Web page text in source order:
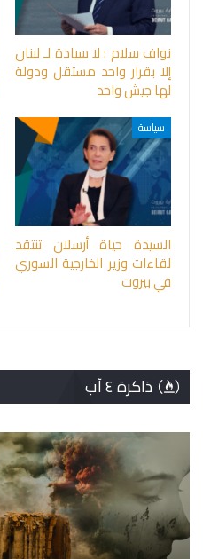
نواف سلام : لا سيادة لـ لبنان
إلا بقرار واحد مستقل ودولة
لها جيش واحد
سياسة
السيدة حياة أرسلان تنتقد
لقاءات وزير الخارجية السوري
في بيروت
ذاكرة ٤ آب